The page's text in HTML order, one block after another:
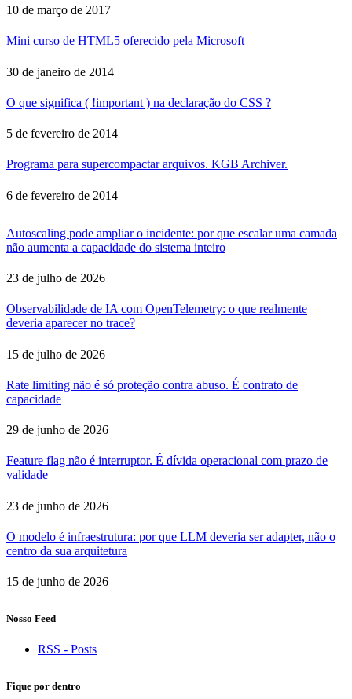
10 de março de 2017
Mini curso de HTML5 oferecido pela Microsoft
30 de janeiro de 2014
O que significa ( !important ) na declaração do CSS ?
5 de fevereiro de 2014
Programa para supercompactar arquivos. KGB Archiver.
6 de fevereiro de 2014
Autoscaling pode ampliar o incidente: por que escalar uma camada
não aumenta a capacidade do sistema inteiro
23 de julho de 2026
Observabilidade de IA com OpenTelemetry: o que realmente
deveria aparecer no trace?
15 de julho de 2026
Rate limiting não é só proteção contra abuso. É contrato de
capacidade
29 de junho de 2026
Feature flag não é interruptor. É dívida operacional com prazo de
validade
23 de junho de 2026
O modelo é infraestrutura: por que LLM deveria ser adapter, não o
centro da sua arquitetura
15 de junho de 2026
Nosso Feed
RSS - Posts
Fique por dentro